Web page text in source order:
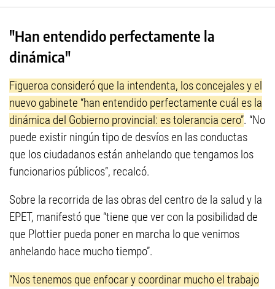
"Han entendido perfectamente la
dinámica"
Figueroa consideró que la intendenta, los concejales y el
nuevo gabinete “han entendido perfectamente cuál es la
dinámica del Gobierno provincial: es tolerancia cero”. “No
puede existir ningún tipo de desvíos en las conductas
que los ciudadanos están anhelando que tengamos los
funcionarios públicos”, recalcó.
Sobre la recorrida de las obras del centro de la salud y la
EPET, manifestó que “tiene que ver con la posibilidad de
que Plottier pueda poner en marcha lo que venimos
anhelando hace mucho tiempo”.
“Nos tenemos que enfocar y coordinar mucho el trabajo